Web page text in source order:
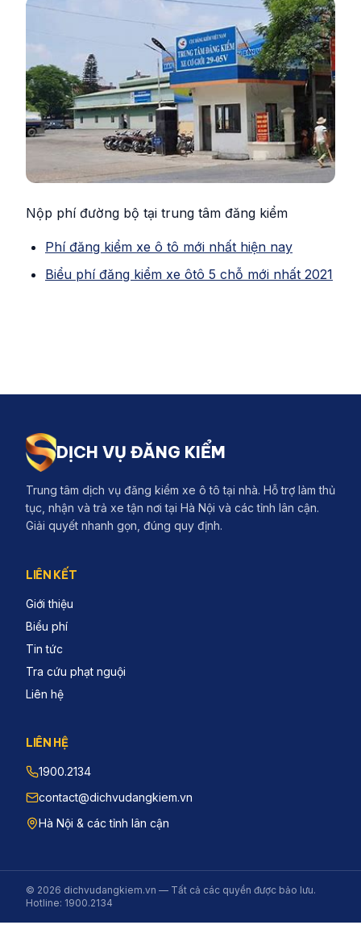
Nộp phí đường bộ tại trung tâm đăng kiểm
Phí đăng kiểm xe ô tô mới nhất hiện nay
Biểu phí đăng kiểm xe ôtô 5 chỗ mới nhất 2021
DỊCH VỤ ĐĂNG KIỂM
Trung tâm dịch vụ đăng kiểm xe ô tô tại nhà. Hỗ trợ làm thủ
tục, nhận và trả xe tận nơi tại Hà Nội và các tỉnh lân cận.
Giải quyết nhanh gọn, đúng quy định.
LIÊN KẾT
Giới thiệu
Biểu phí
Tin tức
Tra cứu phạt nguội
Liên hệ
LIÊN HỆ
1900.2134
contact@dichvudangkiem.vn
Hà Nội & các tỉnh lân cận
© 2026 dichvudangkiem.vn — Tất cả các quyền được bảo lưu.
Hotline: 1900.2134